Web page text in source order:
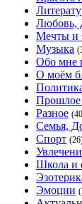
Любовь,
Мечты и
Музыка
Обо мне
О моём
Прошлое
Разное
Семья,
Спорт
Школа и
Эмоции